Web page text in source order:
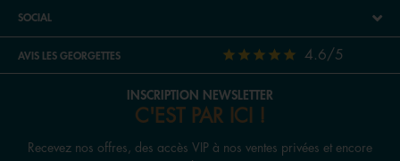
SOCIAL
AVIS LES GEORGETTES 4.6/5
INSCRIPTION NEWSLETTER
C'EST PAR ICI !
Recevez nos offres, des accès VIP à nos ventes privées et encore